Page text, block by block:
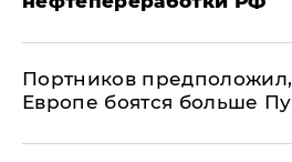
Портников предположил,
Европе боятся больше